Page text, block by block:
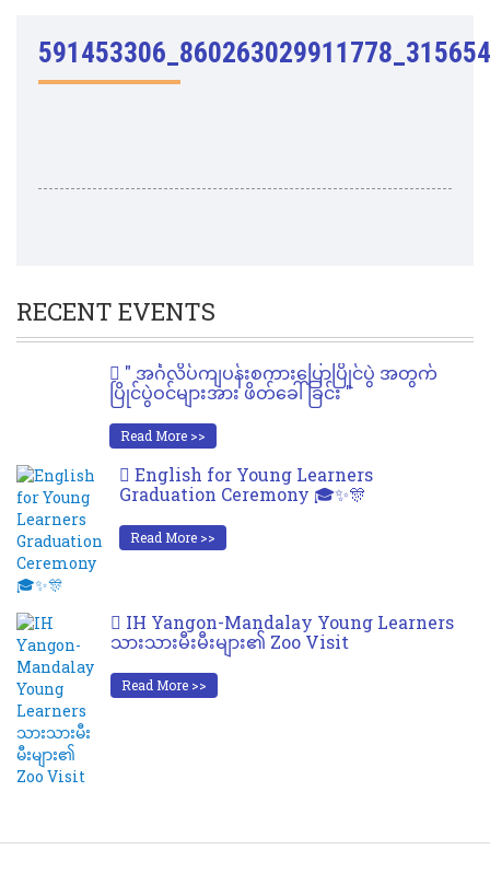
RECENT EVENTS
" အင်္ဂလိပ်ကျပန်းစကားပြောပြိုင်ပွဲ အတွက်
ပြိုင်ပွဲဝင်များအား ဖိတ်ခေါ်ခြင်း "
Read More >>
English for Young Learners
Graduation Ceremony 🎓✨🎊
Read More >>
IH Yangon-Mandalay Young Learners
သားသားမီးမီးများ၏ Zoo Visit
Read More >>